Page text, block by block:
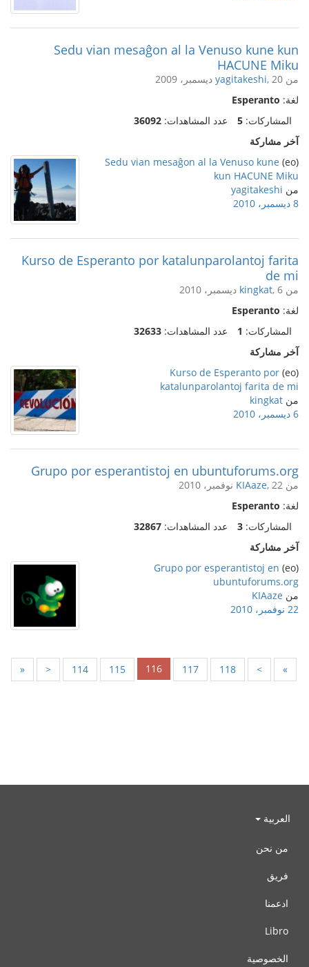
Sedu vian mesaĝon al la Venuso kune kun
HACUNE Miku
من yagitakeshi, 20 ديسمبر، 2009
لغة: Esperanto
المشاركات: 5 عدد المشاهدات: 36092
آخر مشاركة
(eo)
Sedu vian mesaĝon al la Venuso kune
kun HACUNE Miku
من yagitakeshi
8 ديسمبر، 2010
Kurso de Esperanto por katalunparolantoj farita
de mi
من kingkat, 6 ديسمبر، 2010
لغة: Esperanto
المشاركات: 1 عدد المشاهدات: 32633
آخر مشاركة
(eo)
Kurso de Esperanto por
katalunparolantoj farita de mi
من kingkat
6 ديسمبر، 2010
Grupo por esperantistoj en ubuntuforums.org
من KIAaze, 22 نوفمبر، 2010
لغة: Esperanto
المشاركات: 3 عدد المشاهدات: 32867
آخر مشاركة
(eo)
Grupo por esperantistoj en
ubuntuforums.org
من KIAaze
22 نوفمبر، 2010
« < 114 115 116 117 118 > »
العربية
من نحن
فريق
ادعمنا
Libro
الخصوصية